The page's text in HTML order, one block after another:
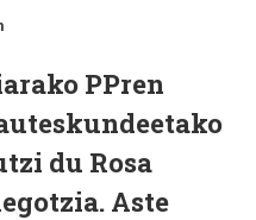
PPren
du Rosa
Aste